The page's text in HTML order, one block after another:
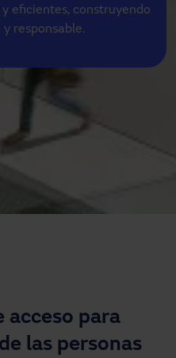
eficientes, construyendo
responsable.
acceso para
las personas